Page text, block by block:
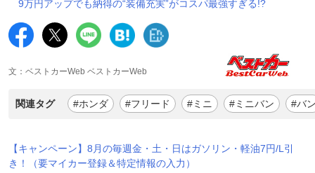
9万円アップでも納得の“装備充実”がコスパ最強すぎる!?
文：ベストカーWeb ベストカーWeb
関連タグ #ホンダ #フリード #ミニ #ミニバン #バ
【キャンペーン】8月の毎週金・土・日はガソリン・軽油7円/L引
き！（要マイカー登録＆特定情報の入力）